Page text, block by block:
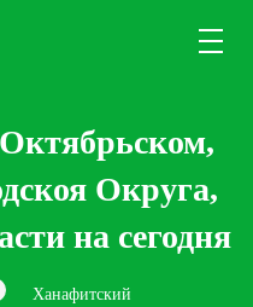
Округа,
на сегодня
Ханафитский